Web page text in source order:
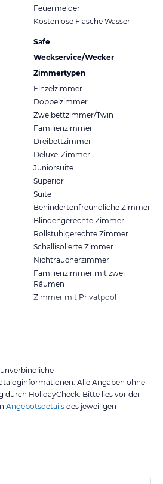
Feuermelder
Kostenlose Flasche Wasser
Safe
Weckservice/Wecker
Zimmertypen
Einzelzimmer
Doppelzimmer
Zweibettzimmer/Twin
Familienzimmer
Dreibettzimmer
Deluxe-Zimmer
Juniorsuite
Superior
Suite
Behindertenfreundliche Zimmer
Blindengerechte Zimmer
Rollstuhlgerechte Zimmer
Schallisolierte Zimmer
Nichtraucherzimmer
Familienzimmer mit zwei
Räumen
Zimmer mit Privatpool
Alle Angaben ohne
durch HolidayCheck. Bitte lies vor der
Angebotsdetails des jeweiligen